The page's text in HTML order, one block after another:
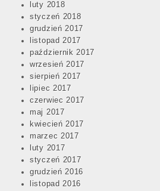
luty 2018
styczeń 2018
grudzień 2017
listopad 2017
październik 2017
wrzesień 2017
sierpień 2017
lipiec 2017
czerwiec 2017
maj 2017
kwiecień 2017
marzec 2017
luty 2017
styczeń 2017
grudzień 2016
listopad 2016